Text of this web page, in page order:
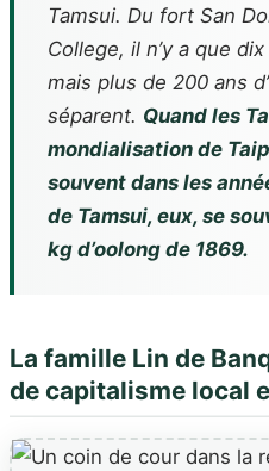
Tamsui. Du fort San
College, il n’y a que
mais plus de 200 ans
séparent. Quand les
mondialisation de
souvent dans les
de Tamsui, eux, se
kg d’oolong de 1869.
La famille Lin de
de capitalisme local